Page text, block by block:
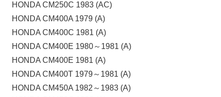
HONDA CM250C 1983 (AC)
HONDA CM400A 1979 (A)
HONDA CM400C 1981 (A)
HONDA CM400E 1980～1981 (A)
HONDA CM400E 1981 (A)
HONDA CM400T 1979～1981 (A)
HONDA CM450A 1982～1983 (A)